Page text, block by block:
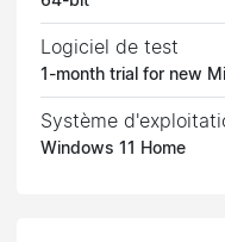
Logiciel de test
1-month trial for new
Système
Windows 11 Home